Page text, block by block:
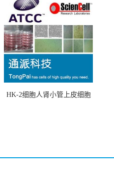
HK-2细胞人肾小管上皮细胞